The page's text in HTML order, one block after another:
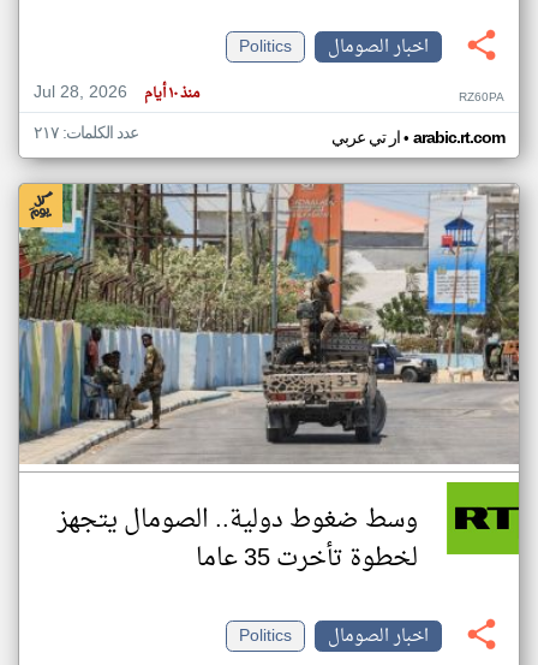
اخبار الصومال
Politics
Jul 28, 2026
منذ ١٠ أيام RZ60PA
ار تي عربي• arabic.rt.com عدد الكلمات: ٢١٧
وسط ضغوط دولية.. الصومال يتجهز
لخطوة تأخرت 35 عاما
اخبار الصومال
Politics